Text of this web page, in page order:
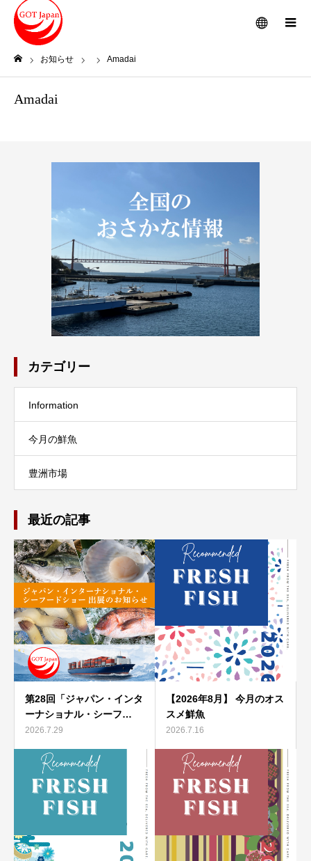
メニュー
お知らせ Amadai
Amadai
カテゴリー
Information
今月の鮮魚
豊洲市場
最近の記事
第28回「ジャパン・インタ
ーナショナル・シーフ…
2026.7.29
【2026年8月】 今月のオス
スメ鮮魚
2026.7.16